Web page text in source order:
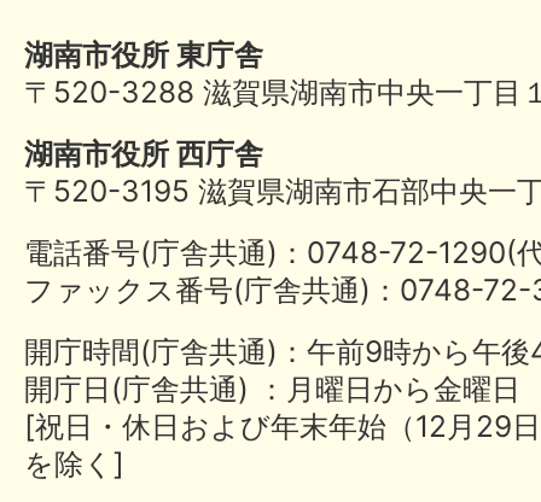
湖南市役所 東庁舎
〒520-3288 滋賀県湖南市中央一丁目
湖南市役所 西庁舎
〒520-3195 滋賀県湖南市石部中央一
電話番号(庁舎共通)：0748-72-
ファックス番号(庁舎共通)：0748-
開庁時間(庁舎共通)：午前9時から午
開庁日(庁舎共通) ：月曜日から金曜日
[祝日・休日および年末年始（12月29
を除く]